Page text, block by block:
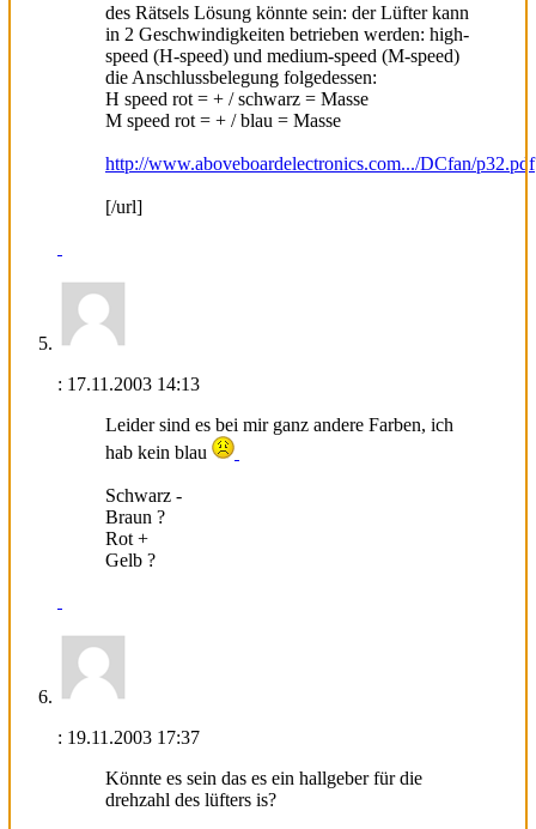
des Rätsels Lösung könnte sein: der Lüfter kann
in 2 Geschwindigkeiten betrieben werden: high-
speed (H-speed) und medium-speed (M-speed)
die Anschlussbelegung folgedessen:
H speed rot = + / schwarz = Masse
M speed rot = + / blau = Masse
http://www.aboveboardelectronics.com.../DCfan/p32.pdf
[/url]
: 17.11.2003 14:13
Leider sind es bei mir ganz andere Farben, ich
hab kein blau
Schwarz -
Braun ?
Rot +
Gelb ?
: 19.11.2003 17:37
Könnte es sein das es ein hallgeber für die
drehzahl des lüfters is?